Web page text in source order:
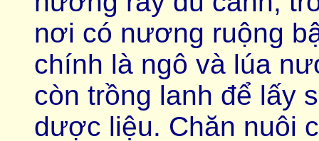
nơi có nương ruộng
chính là ngô và lúa
còn trồng lanh để lấy
dược liệu. Chăn nuôi